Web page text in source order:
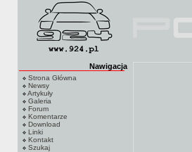
Nawigacja
Strona Główna
Newsy
Artykuły
Galeria
Forum
Komentarze
Download
Linki
Kontakt
Szukaj